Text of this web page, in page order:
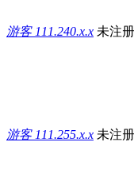
游客 111.240.x.x 未注册
游客 111.255.x.x 未注册